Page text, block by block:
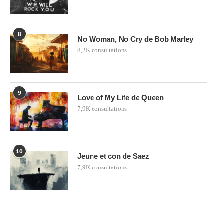
8
No Woman, No Cry de Bob Marley
8,2K consultations
9
Love of My Life de Queen
7,9K consultations
10
Jeune et con de Saez
7,9K consultations